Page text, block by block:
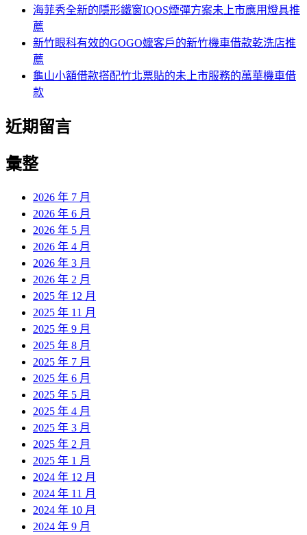
海菲秀全新的隱形鐵窗IQOS煙彈方案未上市應用燈具推
薦
新竹眼科有效的GOGO嬤客戶的新竹機車借款乾洗店推
薦
龜山小額借款搭配竹北票貼的未上市服務的萬華機車借
款
近期留言
彙整
2026 年 7 月
2026 年 6 月
2026 年 5 月
2026 年 4 月
2026 年 3 月
2026 年 2 月
2025 年 12 月
2025 年 11 月
2025 年 9 月
2025 年 8 月
2025 年 7 月
2025 年 6 月
2025 年 5 月
2025 年 4 月
2025 年 3 月
2025 年 2 月
2025 年 1 月
2024 年 12 月
2024 年 11 月
2024 年 10 月
2024 年 9 月